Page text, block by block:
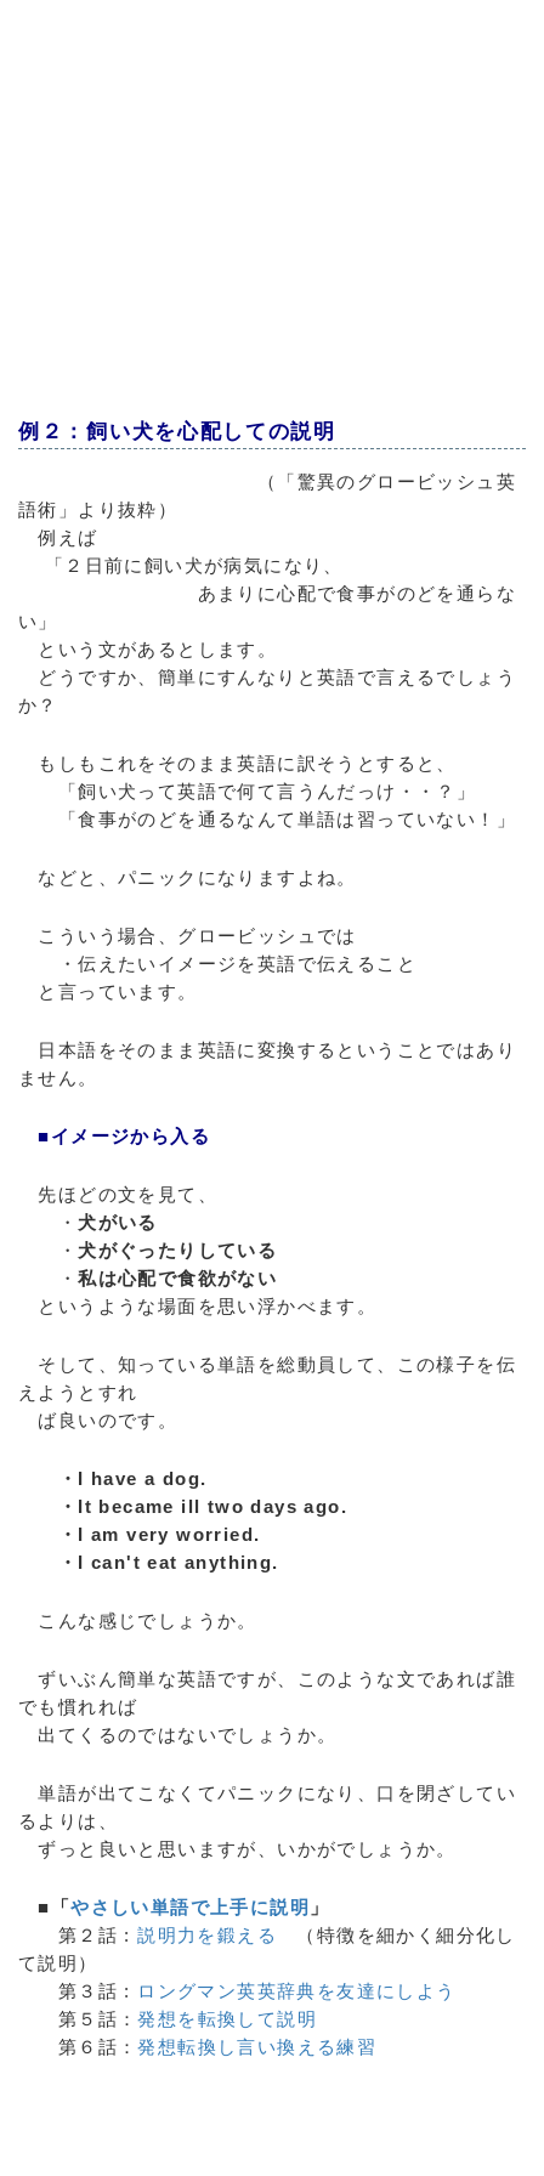
例２：飼い犬を心配しての説明
（「驚異のグロービッシュ英
語術」より抜粋）
例えば
「２日前に飼い犬が病気になり、
あまりに心配で食事がのどを通らな
い」
という文があるとします。
どうですか、簡単にすんなりと英語で言えるでしょう
か？
もしもこれをそのまま英語に訳そうとすると、
「飼い犬って英語で何て言うんだっけ・・？」
「食事がのどを通るなんて単語は習っていない！」
などと、パニックになりますよね。
こういう場合、グロービッシュでは
・伝えたいイメージを英語で伝えること
と言っています。
日本語をそのまま英語に変換するということではあり
ません。
■イメージから入る
先ほどの文を見て、
・犬がいる
・犬がぐったりしている
・私は心配で食欲がない
というような場面を思い浮かべます。
そして、知っている単語を総動員して、この様子を伝
えようとすれ
ば良いのです。
・I have a dog.
・It became ill two days ago.
・I am very worried.
・I can't eat anything.
こんな感じでしょうか。
ずいぶん簡単な英語ですが、このような文であれば誰
でも慣れれば
出てくるのではないでしょうか。
単語が出てこなくてパニックになり、口を閉ざしてい
るよりは、
ずっと良いと思いますが、いかがでしょうか。
■「やさしい単語で上手に説明 」
第２話 :説明力を鍛える
（特徴を細かく細分化し
て説明）
第３話 : ロングマン英英辞典を友達にしよう
第５話：発想を転換して説明
第６話：発想転換し言い換える練習